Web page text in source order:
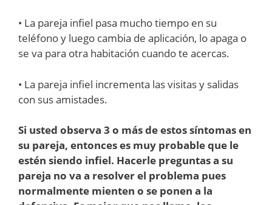
• La pareja infiel pasa mucho tiempo en su
teléfono y luego cambia de aplicación, lo apaga o
se va para otra habitación cuando te acercas.
• La pareja infiel incrementa las visitas y salidas
con sus amistades.
Si usted observa 3 o más de estos síntomas en
su pareja, entonces es muy probable que le
estén siendo infiel. Hacerle preguntas a su
pareja no va a resolver el problema pues
normalmente mienten o se ponen a la